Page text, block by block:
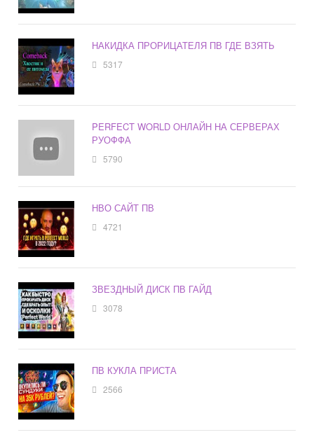
НАКИДКА ПРОРИЦАТЕЛЯ ПВ ГДЕ ВЗЯТЬ
5317
PERFECT WORLD ОНЛАЙН НА СЕРВЕРАХ
РУОФФА
5790
НВО САЙТ ПВ
4721
ЗВЕЗДНЫЙ ДИСК ПВ ГАЙД
3078
ПВ КУКЛА ПРИСТА
2566